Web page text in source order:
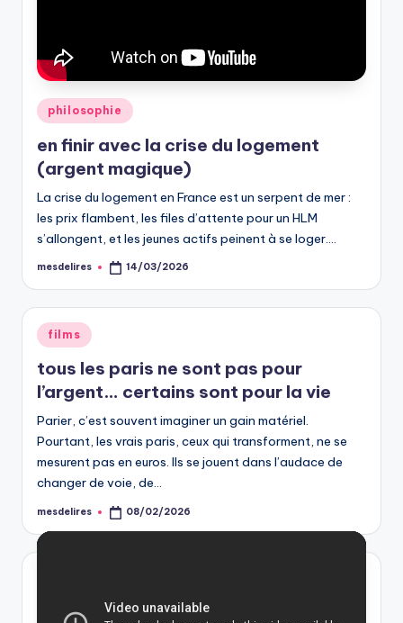
Posted
in
philosophie
en finir avec la crise du logement
(argent magique)
La crise du logement en France est un serpent de mer :
les prix flambent, les files d’attente pour un HLM
s’allongent, et les jeunes actifs peinent à se loger.…
Posted
mesdelires 14/03/2026
Posted
in
films
tous les paris ne sont pas pour
l’argent… certains sont pour la vie
Parier, c’est souvent imaginer un gain matériel.
Pourtant, les vrais paris, ceux qui transforment, ne se
mesurent pas en euros. Ils se jouent dans l’audace de
changer de voie, de…
Posted
mesdelires 08/02/2026